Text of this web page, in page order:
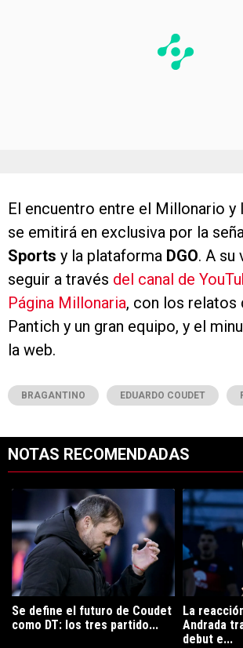
El encuentro entre el Millonario y
se emitirá en exclusiva por la
Sports y la plataforma DGO. A su
seguir a través del canal de
Página Millonaria, con los relatos
Pantich y un gran equipo, y el
la web.
BRAGANTINO EDUARDO COUDET
NOTAS RECOMENDADAS
Un artículo de tendencia con el título "Se
Se define el futuro de Coudet
como DT: los tres partido...
Un artículo
La
Andrada
debut e...